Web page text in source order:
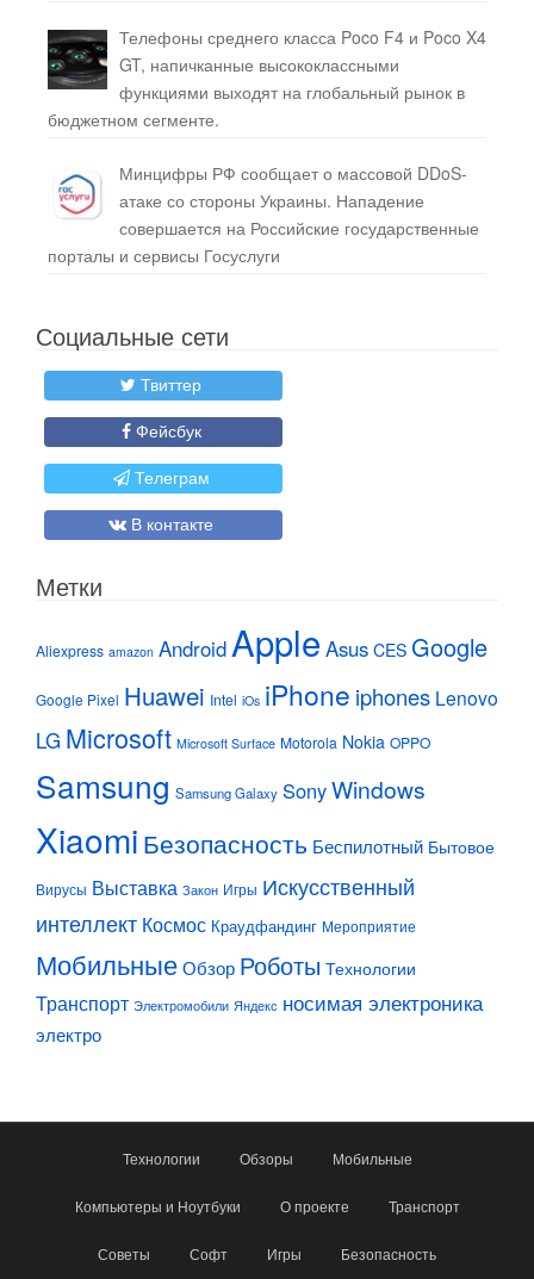
Телефоны среднего класса Poco F4 и Poco X4
GT, напичканные высококлассными
функциями выходят на глобальный рынок в
бюджетном сегменте.
Минцифры РФ сообщает о массовой DDoS-
атаке со стороны Украины. Нападение
совершается на Российские государственные
порталы и сервисы Госуслуги
Социальные сети
Твиттер
Фейсбук
Телеграм
В контакте
Метки
Aliexpress amazon Android Apple Asus CES Google
Google Pixel Huawei Intel iOs iPhone iphones Lenovo
LG Microsoft Microsoft Surface Motorola Nokia OPPO
Samsung Samsung Galaxy SonyWindows
Xiaomi Безопасность Беспилотный Бытовое
Вирусы Выставка Закон Игры Искусственный
интеллект Космос Краудфандинг Мероприятие
МобильныеОбзор Роботы Технологии
Транспорт Электромобили Яндекс носимая электроника
электро
Технологии Обзоры Мобильные
Компьютеры и Ноутбуки О проекте Транспорт
Советы Софт Игры Безопасность